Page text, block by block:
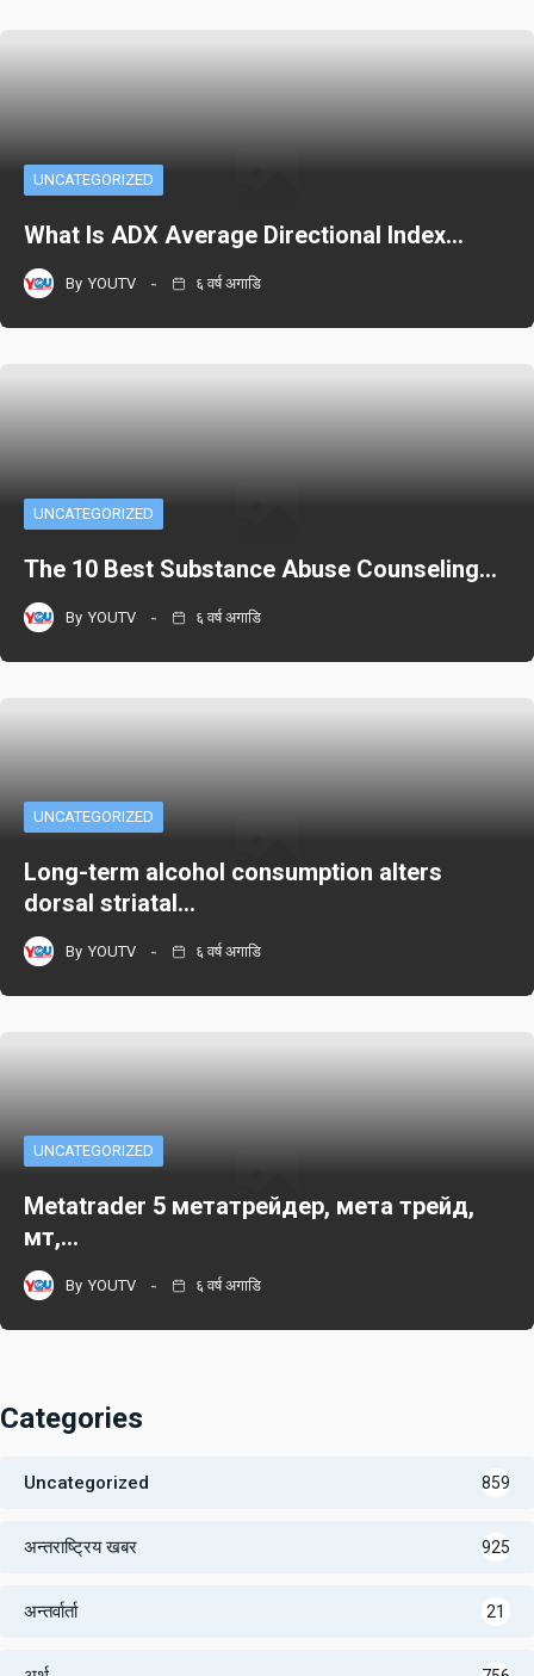
UNCATEGORIZED
What Is ADX Average Directional Index…
By YOUTV ६ वर्ष अगाडि
UNCATEGORIZED
The 10 Best Substance Abuse Counseling…
By YOUTV ६ वर्ष अगाडि
UNCATEGORIZED
Long-term alcohol consumption alters
dorsal striatal…
By YOUTV ६ वर्ष अगाडि
UNCATEGORIZED
Metatrader 5 метатрейдер, мета трейд,
мт,…
By YOUTV ६ वर्ष अगाडि
Categories
Uncategorized 859
अन्तराष्ट्रिय खबर 925
अन्तर्वार्ता 21